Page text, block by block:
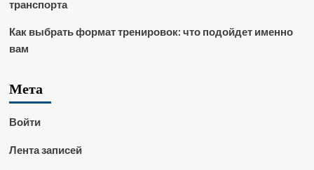
транспорта
Как выбрать формат тренировок: что подойдет именно
вам
Мета
Войти
Лента записей